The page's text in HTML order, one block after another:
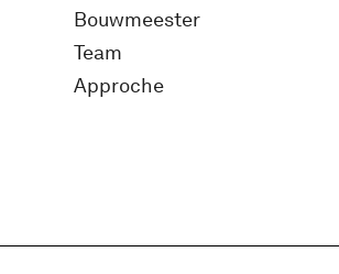
Bouwmeester
Team
Approche